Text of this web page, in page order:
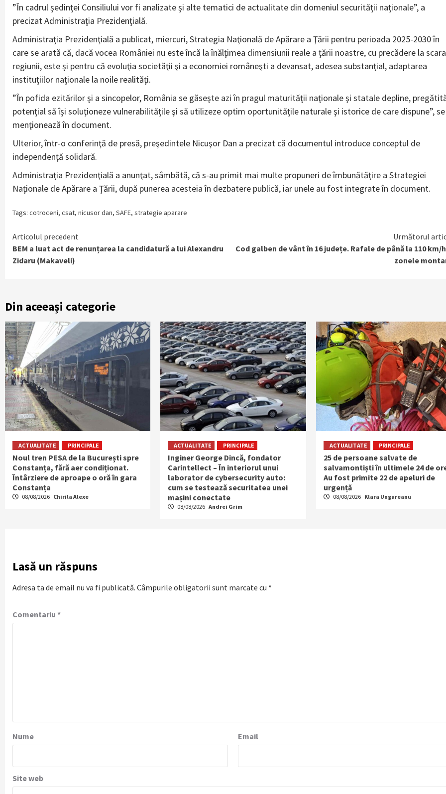
”În cadrul şedinţei Consiliului vor fi analizate şi alte tematici de actualitate din domeniul securităţii naţionale”, a
precizat Administraţia Prezidenţială.
Administraţia Prezidenţială a publicat, miercuri, Strategia Naţională de Apărare a Ţării pentru perioada 2025-2030 în
care se arată că, dacă vocea României nu este încă la înălţimea dimensiunii reale a ţării noastre, cu precădere la scara
regiunii, este şi pentru că evoluţia societăţii şi a economiei româneşti a devansat, adesea substanţial, adaptarea
instituţiilor naţionale la noile realităţi.
”În pofida ezitărilor şi a sincopelor, România se găseşte azi în pragul maturităţii naţionale şi statale depline,
potenţial să îşi soluţioneze vulnerabilităţile şi să utilizeze optim oportunităţile naturale şi istorice de care dispune”, se
menţionează în document.
Ulterior, într-o conferinţă de presă, preşedintele Nicuşor Dan a precizat că documentul introduce conceptul de
independenţă solidară.
Administraţia Prezidenţială a anunţat, sâmbătă, că s-au primit mai multe propuneri de îmbunătăţire a Strategiei
Naţionale de Apărare a Ţării, după punerea acesteia în dezbatere publică, iar unele au fost integrate în document.
Tags: cotroceni, csat, nicusor dan, SAFE, strategie aparare
Continue
Reading
Articolul precedent
BEM a luat act de renunțarea la candidatură a lui Alexandru
Zidaru (Makaveli)
Următorul
Cod galben de vânt în 16 județe. Rafale de până la 110 km/
zonele
Din aceeași categorie
ACTUALITATE PRINCIPALE
Noul tren PESA de la București spre
Constanța, fără aer condiționat.
Întârziere de aproape o oră în gara
Constanța
08/08/2026 Chirila Alexe
ACTUALITATE PRINCIPALE
Inginer George Dincă, fondator
Carintellect – În interiorul unui
laborator de cybersecurity auto:
cum se testează securitatea unei
mașini conectate
08/08/2026 Andrei Grim
ACTUALITATE PRINCIPALE
25 de persoane salvate de
salvamontiști în ultimele 24 de
Au fost primite 22 de apeluri de
urgență
08/08/2026 Klara Ungureanu
Lasă un răspuns
Adresa ta de email nu va fi publicată. Câmpurile obligatorii sunt marcate cu *
Comentariu *
Nume Email
Site web